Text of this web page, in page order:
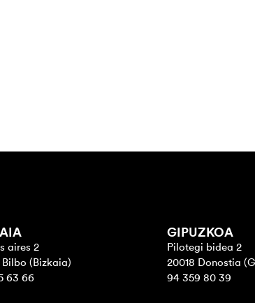
aires 2
Bilbo (Bizkaia)
63 66
GIPUZKOA
Pilotegi bidea 2
20018 Donostia
94 359 80 39